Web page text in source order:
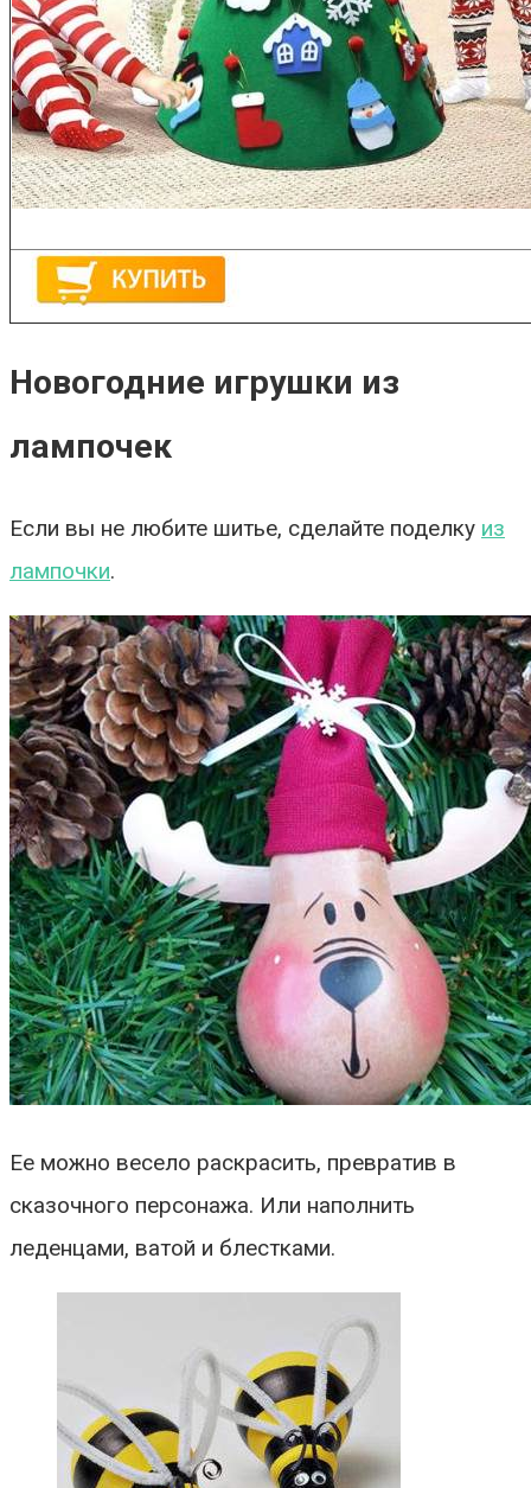
Новогодние игрушки из
лампочек
Если вы не любите шитье, сделайте поделку из
лампочки.
Ее можно весело раскрасить, превратив в
сказочного персонажа. Или наполнить
леденцами, ватой и блестками.